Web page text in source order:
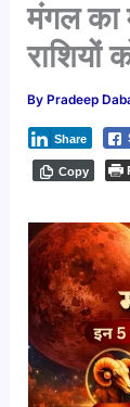
मंगल का
राशियों
By Pradeep
Share
Copy